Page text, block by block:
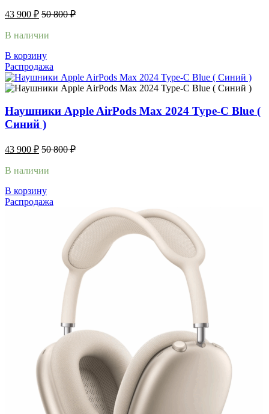
43 900 ₽ 50 800₽
В наличии
В корзину
Распродажа
Наушники Apple AirPods Max 2024 Type-C Blue (
Синий )
43 900 ₽ 50 800₽
В наличии
В корзину
Распродажа